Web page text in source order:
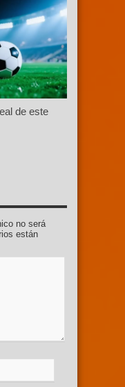
de este
no será
están